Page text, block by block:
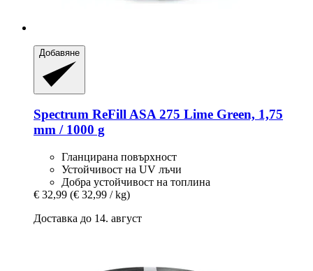
Добавяне
Spectrum ReFill ASA 275 Lime Green, 1,75
mm / 1000 g
Гланцирана повърхност
Устойчивост на UV лъчи
Добра устойчивост на топлина
€ 32,99 (€ 32,99 / kg)
Доставка до 14. август